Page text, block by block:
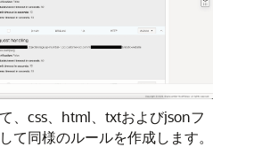
、css、html、txtおよびjsonフ
て同様のルールを作成します。